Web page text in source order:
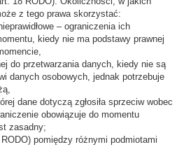
z tego prawa skorzystać:
– ograniczenia ich
kiedy nie ma podstawy prawnej
do przetwarzania danych, kiedy nie są
danych osobowych, jednak potrzebuje
dane dotyczą zgłosiła sprzeciw wobec
obowiązuje do momentu
zasadny;
pomiędzy różnymi podmiotami